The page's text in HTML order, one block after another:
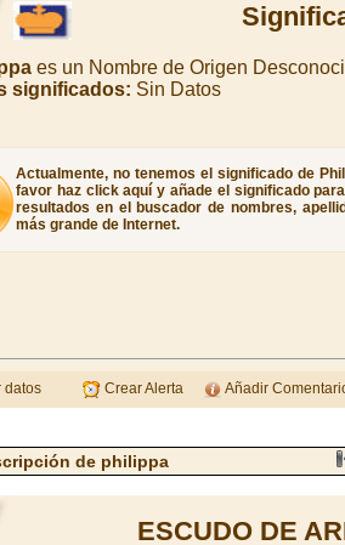
es un Nombre de Origen
significados: Sin Datos
Actualmente, no tenemos el significado de
favor haz click aquí y añade el significado
resultados en el buscador de nombres,
más grande de Internet.
datos Crear Alerta Añadir
de philippa
ESCUDO DE